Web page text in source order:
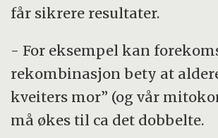
får sikrere resultater.
- For eksempel kan
rekombinasjon bety at
kveiters mor” (og vår
må økes til ca det dobbelte.